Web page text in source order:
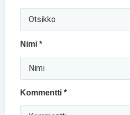
Nimi *
Kommentti *